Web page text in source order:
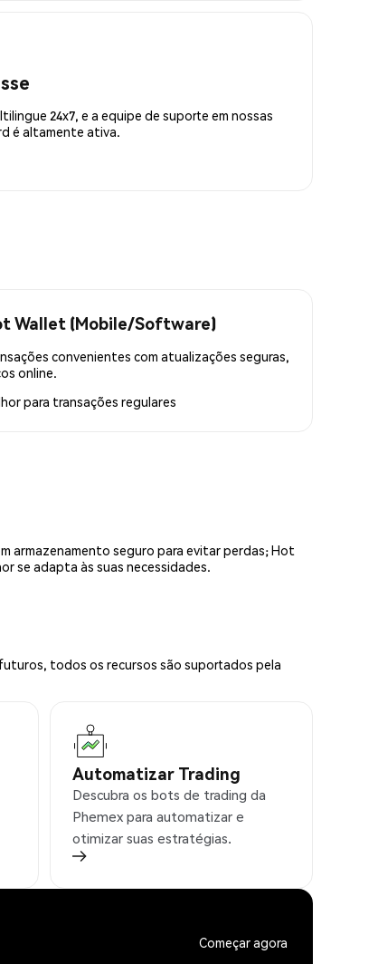
24x7, e a equipe de suporte em nossas
é altamente ativa.
Wallet (Mobile/Software)
convenientes com atualizações seguras,
online.
para transações regulares
armazenamento seguro para evitar perdas; Hot
se adapta às suas necessidades.
todos os recursos são suportados pela
Automatizar Trading
Descubra os bots de trading da
Phemex para automatizar e
otimizar suas estratégias.
Começar agora